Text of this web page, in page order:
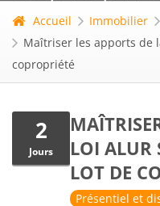
Accueil Immobilier
Maîtriser les apports de
copropriété
2
Jours
LOI ALUR
LOT DE
Présentiel et